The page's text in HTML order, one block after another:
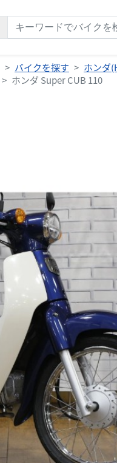
バイクを探す ホンダ
ホンダ Super CUB 110